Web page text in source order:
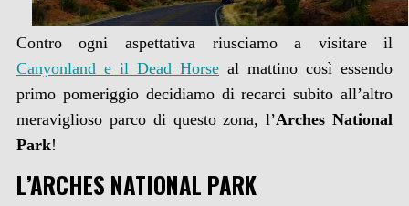
Contro ogni aspettativa riusciamo a visitare il
Canyonland e il Dead Horse al mattino così essendo
primo pomeriggio decidiamo di recarci subito all’altro
meraviglioso parco di questo zona, l’Arches National
Park!
L’ARCHES NATIONAL PARK